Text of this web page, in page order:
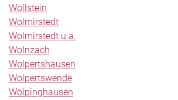
Wöllstein
Wolmirstedt
Wolmirstedt u.a.
Wolnzach
Wolpertshausen
Wolpertswende
Wölpinghausen